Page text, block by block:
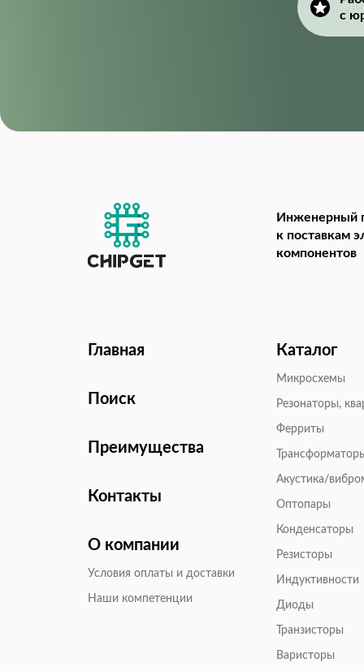
с
Инженерный
к поставкам
компонентов
Главная
Поиск
Преимущества
Контакты
О компании
Условия оплаты и доставки
Наши компетенции
Каталог
Микросхемы
Резонаторы,
Ферриты
Акустика/
Оптопары
Конденсаторы
Резисторы
Индуктивности
Диоды
Транзисторы
Варисторы